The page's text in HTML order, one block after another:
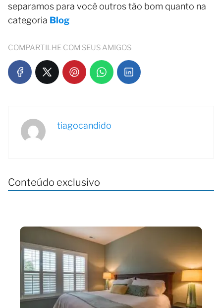
separamos para você outros tão bom quanto na
categoria Blog
COMPARTILHE COM SEUS AMIGOS
tiagocandido
Conteúdo exclusivo